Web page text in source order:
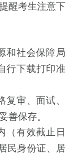
醒考生注意下
和社会保障局
行下载打印准
审、面试、
善保存。
（有效截止日
民身份证、居